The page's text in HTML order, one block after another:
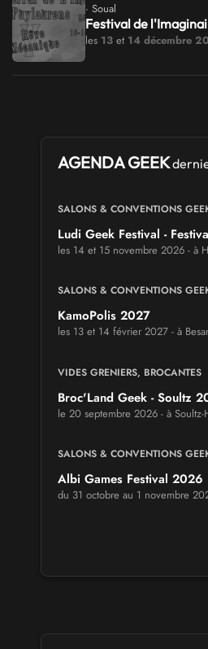
· Soual
Festival de
les 13 et 14 décembre
AGENDA GEEK
SALONS & CONVENTIONS
Ludi Geek Festival -
les 14 et 15 novembre 2026 - à
SALONS & CONVENTIONS
KamoPolis 2027
les 13 et 14 février 2027 - à
VIDES GRENIERS, BROCANTES
Broc'Land Geek - Soultz
le 20 septembre 2026 - à Soultz-
SALONS & CONVENTIONS
Albi Games Festival 2026
du 31 octobre au 1 novembre
Virtual Calais - salon du
numériques 2026
SALONS & CONVENTIONS